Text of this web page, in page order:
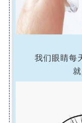
我们眼睛每